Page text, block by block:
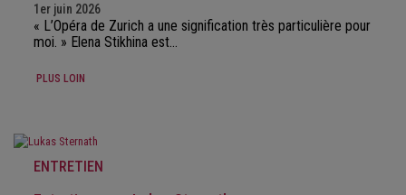
1er juin 2026
« L’Opéra de Zurich a une signification très particulière pour
moi. » Elena Stikhina est…
PLUS LOIN
ENTRETIEN